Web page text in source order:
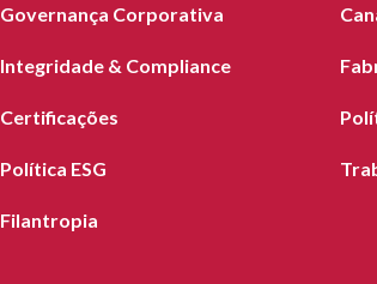
Governança Corporativa
Integridade & Compliance
Certificações
Política ESG
Filantropia